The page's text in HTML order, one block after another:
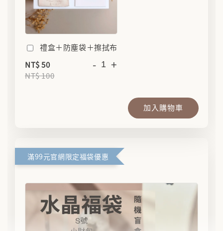
禮盒＋防塵袋＋擦拭布
NT$ 50
NT$ 100
- +
加入購物車
滿99元官網限定福袋優惠